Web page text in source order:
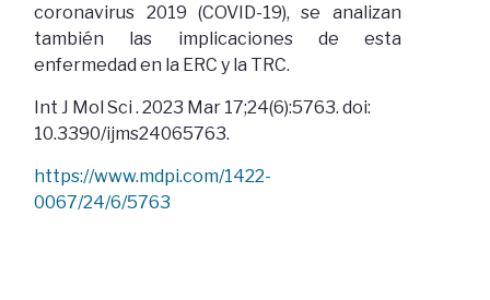
coronavirus 2019 (COVID-19), se analizan
también las implicaciones de esta
enfermedad en la ERC y la TRC.
Int J Mol Sci . 2023 Mar 17;24(6):5763. doi:
10.3390/ijms24065763.
https://www.mdpi.com/1422-
0067/24/6/5763